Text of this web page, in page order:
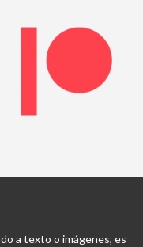
a texto o imágenes, es